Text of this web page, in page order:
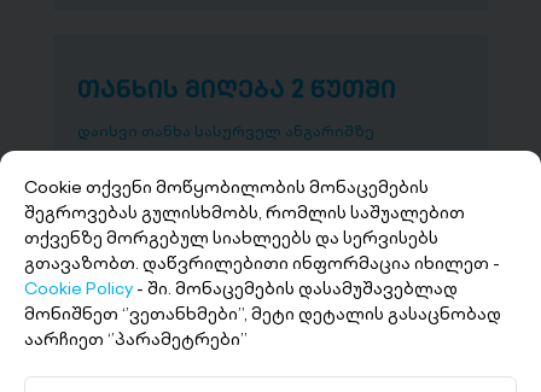
თანხის მიღება 2 წუთში
დაისვი თანხა სასურველ ანგარიშზე
Cookie თქვენი მოწყობილობის მონაცემების
შეგროვებას გულისხმობს, რომლის საშუალებით
თქვენზე მორგებულ სიახლეებს და სერვისებს
გთავაზობთ. დაწვრილებითი ინფორმაცია იხილეთ -
Cookie Policy - ში. მონაცემების დასამუშავებლად
მონიშნეთ ‘’ვეთანხმები’’, მეტი დეტალის გასაცნობად
აარჩიეთ ‘’პარამეტრები’’